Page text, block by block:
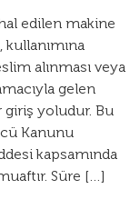
edilen makine
kullanımına
alınması veya
gelen
giriş yoludur. Bu
Kanunu
kapsamında
Süre […]